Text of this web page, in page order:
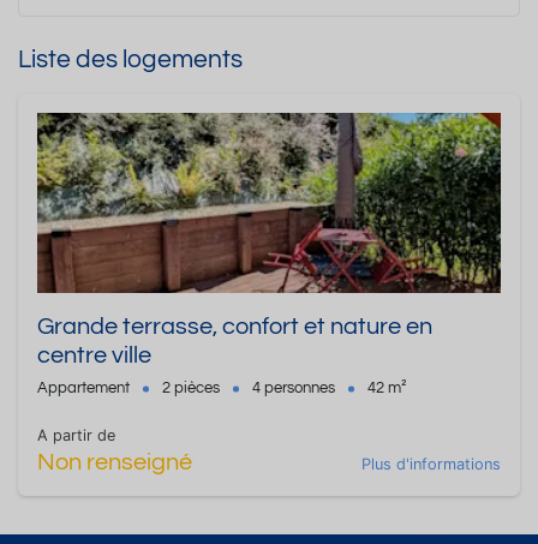
Liste des logements
Grande terrasse, confort et nature en
centre ville
Appartement 2 pièces 4 personnes 42 m²
A partir de
Non renseigné Plus d'informations